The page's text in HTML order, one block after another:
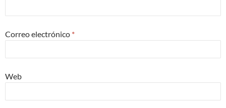
Correo electrónico *
Web